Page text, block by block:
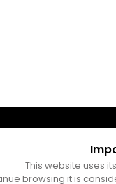
10 a
This website uses
browsing it is